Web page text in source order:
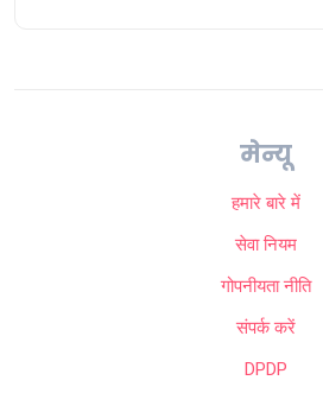
मेन्यू
हमारे बारे में
सेवा नियम
गोपनीयता नीति
संपर्क करें
DPDP